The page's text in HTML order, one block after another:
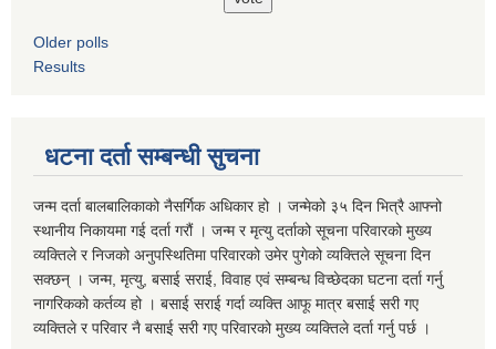
Older polls
Results
धटना दर्ता सम्बन्धी सुचना
जन्म दर्ता बालबालिकाको नैसर्गिक अधिकार हो । जन्मेको ३५ दिन भित्रै आफ्नो
स्थानीय निकायमा गई दर्ता गरौं । जन्म र मृत्यु दर्ताको सूचना परिवारको मुख्य
व्यक्तिले र निजको अनुपस्थितिमा परिवारको उमेर पुगेको व्यक्तिले सूचना दिन
सक्छन् । जन्म, मृत्यु, बसाई सराई, विवाह एवं सम्बन्ध विच्छेदका घटना दर्ता गर्नु
नागरिकको कर्तव्य हो । बसाई सराई गर्दा व्यक्ति आफू मात्र बसाई सरी गए
व्यक्तिले र परिवार नै बसाई सरी गए परिवारको मुख्य व्यक्तिले दर्ता गर्नु पर्छ ।